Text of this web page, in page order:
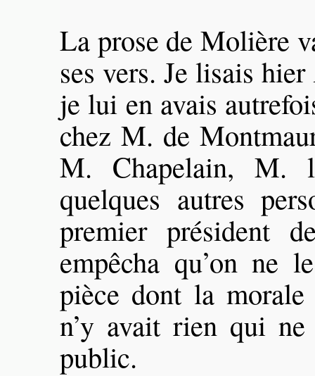
La prose de Molière
ses vers. Je lisais hier
je lui en avais
chez M. de
M. Chapelain, M.
quelques autres
premier président
empêcha qu’on ne
pièce dont la
n’y avait rien qui
public.